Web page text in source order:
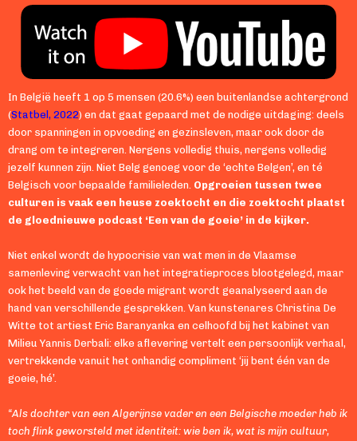
In België heeft 1 op 5 mensen (20.6%) een buitenlandse achtergrond
(Statbel, 2022) en dat gaat gepaard met de nodige uitdaging: deels
door spanningen in opvoeding en gezinsleven, maar ook door de
drang om te integreren. Nergens volledig thuis, nergens volledig
jezelf kunnen zijn. Niet Belg genoeg voor de ‘echte Belgen’, en té
Belgisch voor bepaalde familieleden. Opgroeien tussen twee
culturen is vaak een heuse zoektocht en die zoektocht plaatst
de gloednieuwe podcast ‘Een van de goeie’ in de kijker.
Niet enkel wordt de hypocrisie van wat men in de Vlaamse
samenleving verwacht van het integratieproces blootgelegd, maar
ook het beeld van de goede migrant wordt geanalyseerd aan de
hand van verschillende gesprekken. Van kunstenares Christina De
Witte tot artiest Eric Baranyanka en celhoofd bij het kabinet van
Milieu Yannis Derbali: elke aflevering vertelt een persoonlijk verhaal,
vertrekkende vanuit het onhandig compliment ‘jij bent één van de
goeie, hé’.
“Als dochter van een Algerijnse vader en een Belgische moeder heb ik
toch flink geworsteld met identiteit: wie ben ik, wat is mijn cultuur,